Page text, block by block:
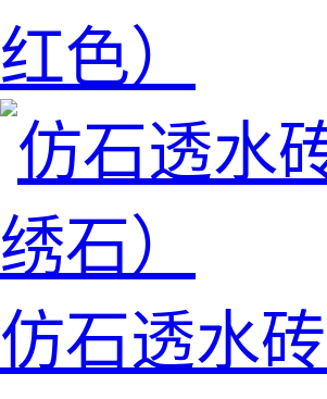
红色）
仿石透水